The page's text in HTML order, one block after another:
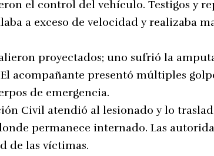
el control del vehículo. Testigos y
a exceso de velocidad y realizaba
proyectados; uno sufrió la
acompañante presentó múltiples
de emergencia.
Civil atendió al lesionado y lo
permanece internado. Las
de las víctimas.